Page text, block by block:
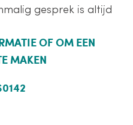
gesprek is altijd
OF OM EEN
MAKEN